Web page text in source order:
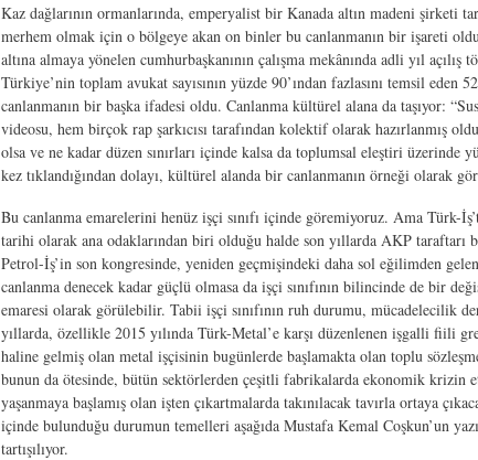
Kaz dağlarının ormanlarında, emperyalist bir Kanada altın madeni şirketi
merhem olmak için o bölgeye akan on binler bu canlanmanın bir işareti
altına almaya yönelen cumhurbaşkanının çalışma mekânında adli yıl açılış
Türkiye’nin toplam avukat sayısının yüzde 90’ından fazlasını temsil eden
canlanmanın bir başka ifadesi oldu. Canlanma kültürel alana da taşıyor:
videosu, hem birçok rap şarkıcısı tarafından kolektif olarak hazırlanmış
olsa ve ne kadar düzen sınırları içinde kalsa da toplumsal eleştiri üzerinde
kez tıklandığından dolayı, kültürel alanda bir canlanmanın örneği olarak
Bu canlanma emarelerini henüz işçi sınıfı içinde göremiyoruz. Ama Türk-
tarihi olarak ana odaklarından biri olduğu halde son yıllarda AKP taraftarı
Petrol-İş’in son kongresinde, yeniden geçmişindeki daha sol eğilimden
canlanma denecek kadar güçlü olmasa da işçi sınıfının bilincinde de bir
emaresi olarak görülebilir. Tabii işçi sınıfının ruh durumu, mücadelecilik
yıllarda, özellikle 2015 yılında Türk-Metal’e karşı düzenlenen işgalli fiili
haline gelmiş olan metal işçisinin bugünlerde başlamakta olan toplu
bunun da ötesinde, bütün sektörlerden çeşitli fabrikalarda ekonomik krizin
yaşanmaya başlamış olan işten çıkartmalarda takınılacak tavırla ortaya
içinde bulunduğu durumun temelleri aşağıda Mustafa Kemal Coşkun’un
tartışılıyor.